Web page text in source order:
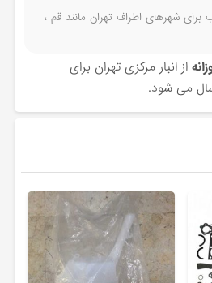
شهرهای اطراف تهران مانند قم ،
از انبار مرکزی تهران برای
می شود.